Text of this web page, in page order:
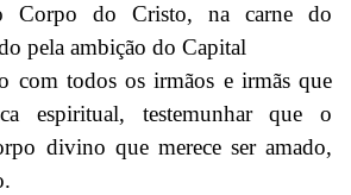
Corpo do Cristo, na carne do
pela ambição do Capital
com todos os irmãos e irmãs que
espiritual, testemunhar que o
divino que merece ser amado,